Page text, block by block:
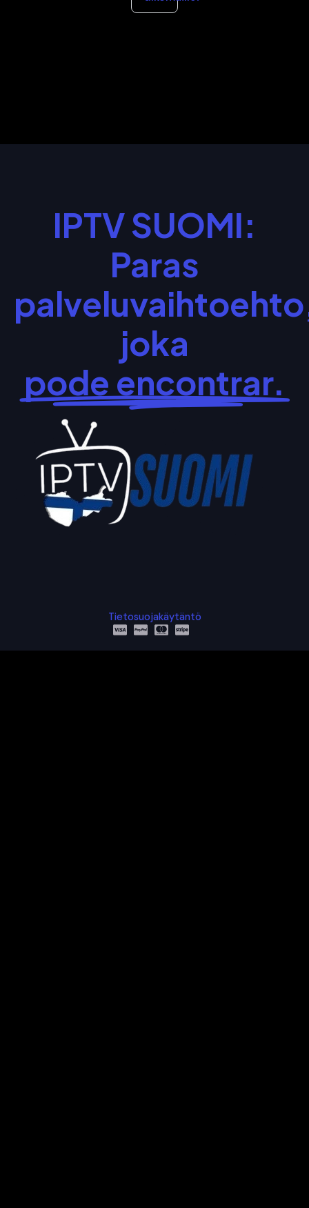
IPTV SUOMI:
Paras
joka
pode encontrar.
Tietosuojakäytäntö